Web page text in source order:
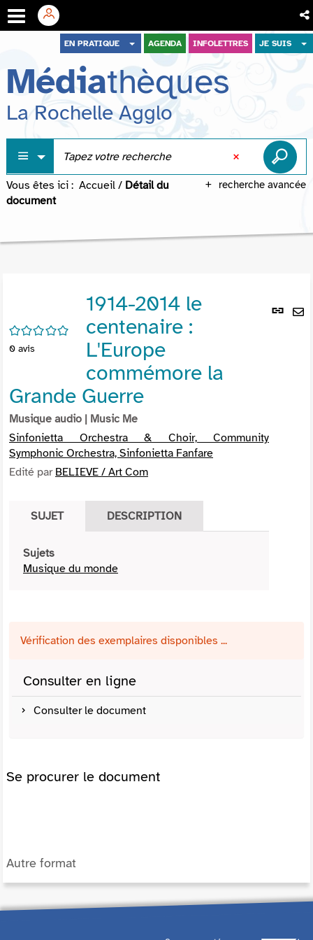
menu
contenu
recherche
EN PRATIQUE AGENDA INFOLETTRES JE SUIS
Médiathèques
La Rochelle Agglo
recherche avancée
Vous êtes ici : Accueil / Détail du
document
Lien
/5
0 avis
1914-2014 le
centenaire :
L'Europe
commémore la
Grande Guerre
Musique audio | Music Me
Sinfonietta Orchestra & Choir, Community
Symphonic Orchestra, Sinfonietta Fanfare
Edité par BELIEVE / Art Com
SUJET DESCRIPTION
Sujets
Musique du monde
Vérification des exemplaires disponibles ...
Consulter en ligne
Consulter le document
Se procurer le document
Autre format